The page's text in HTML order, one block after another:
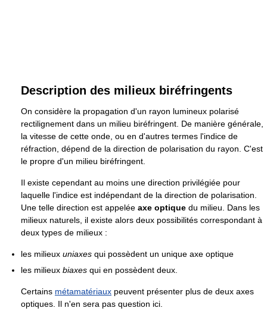
Description des milieux biréfringents
On considère la propagation d'un rayon lumineux polarisé
rectilignement dans un milieu biréfringent. De manière générale,
la vitesse de cette onde, ou en d'autres termes l'indice de
réfraction, dépend de la direction de polarisation du rayon. C'est
le propre d'un milieu biréfringent.
Il existe cependant au moins une direction privilégiée pour
laquelle l'indice est indépendant de la direction de polarisation.
Une telle direction est appelée axe optique du milieu. Dans les
milieux naturels, il existe alors deux possibilités correspondant à
deux types de milieux :
les milieux uniaxes qui possèdent un unique axe optique
les milieux biaxes qui en possèdent deux.
Certains métamatériaux peuvent présenter plus de deux axes
optiques. Il n'en sera pas question ici.